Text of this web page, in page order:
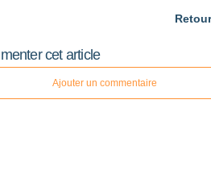
cet article
Ajouter un commentaire